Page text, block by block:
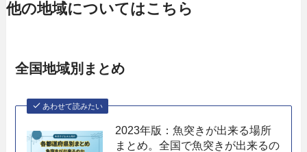
他の地域についてはこちら
全国地域別まとめ
あわせて読みたい
2023年版：魚突きが出来る場所
まとめ。全国で魚突きが出来るの